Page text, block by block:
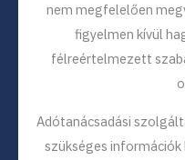
nem megfelelően
figyelmen kívül
félreértelmezett
Adótanácsadási
szükséges